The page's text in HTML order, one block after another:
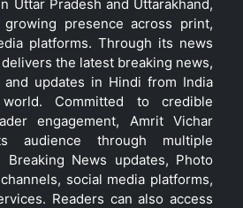
Uttar Pradesh and Uttarakhand,
presence across print,
platforms. Through its news
the latest breaking news,
and updates in Hindi from India
Committed to credible
engagement, Amrit Vichar
audience through multiple
Breaking News updates, Photo
social media platforms,
Readers can also access